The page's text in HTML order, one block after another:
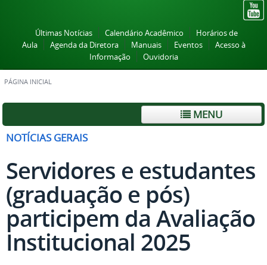
Últimas Notícias Calendário Acadêmico
Horários de
Aula
Agenda da Diretora Manuais Eventos
Acesso à
Informação
Ouvidoria
PÁGINA INICIAL
MENU
NOTÍCIAS GERAIS
Servidores e estudantes
(graduação e pós)
participem da Avaliação
Institucional 2025